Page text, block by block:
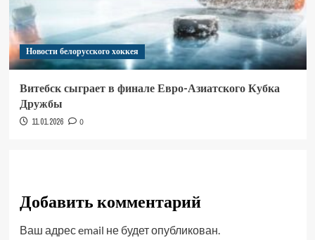
Новости белорусского хоккея
Витебск сыграет в финале Евро-Азиатского Кубка
Дружбы
11.01.2026 0
Добавить комментарий
Ваш адрес email не будет опубликован.